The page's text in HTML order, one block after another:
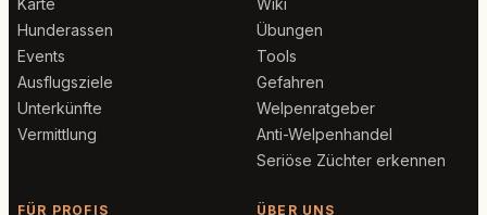
Karte
Hunderassen
Events
Ausflugsziele
Unterkünfte
Vermittlung
Wiki
Übungen
Tools
Gefahren
Welpenratgeber
Anti-Welpenhandel
Seriöse Züchter erkennen
FÜR PROFIS ÜBER UNS